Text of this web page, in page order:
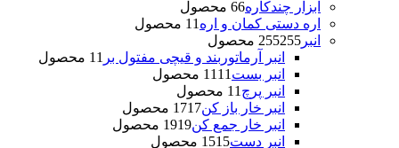
ابزار چندکاره 66 محصول
اره دستی کمان و اره
1 1 محصول
انبر
255255 محصول
انبر آرماتوربند و قیچی مفتول بر
1 1 محصول
انبر بست
11 11 محصول
انبر پرچ
1 1 محصول
انبر خار باز کن
1717 محصول
انبر خار جمع کن
1919 محصول
انبر دست
1515 محصول